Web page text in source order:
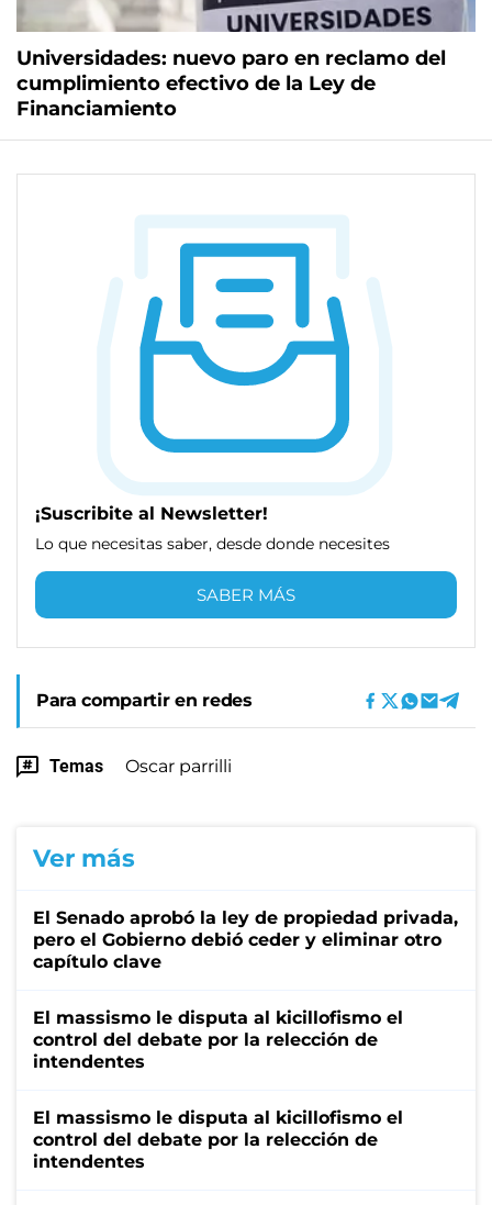
Universidades: nuevo paro en reclamo del
cumplimiento efectivo de la Ley de
Financiamiento
¡Suscribite al Newsletter!
Lo que necesitas saber, desde donde necesites
SABER MÁS
Para compartir en redes
Temas Oscar parrilli
Ver más
El Senado aprobó la ley de propiedad privada,
pero el Gobierno debió ceder y eliminar otro
capítulo clave
El massismo le disputa al kicillofismo el
control del debate por la relección de
intendentes
El massismo le disputa al kicillofismo el
control del debate por la relección de
intendentes